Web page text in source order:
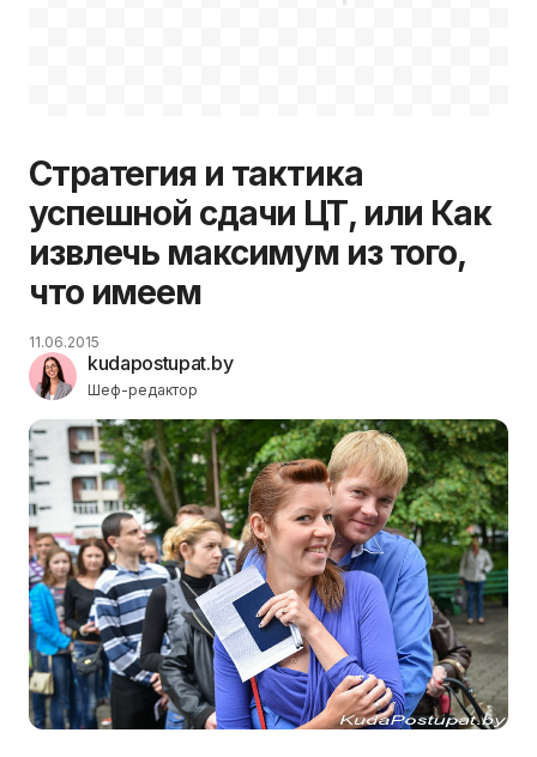
Стратегия и тактика
успешной сдачи ЦТ, или Как
извлечь максимум из того,
что имеем
kudapostupat.by
Шеф-редактор
11.06.2015